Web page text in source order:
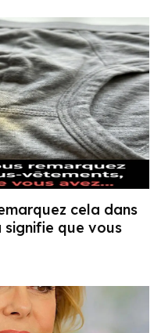
cela dans
que vous